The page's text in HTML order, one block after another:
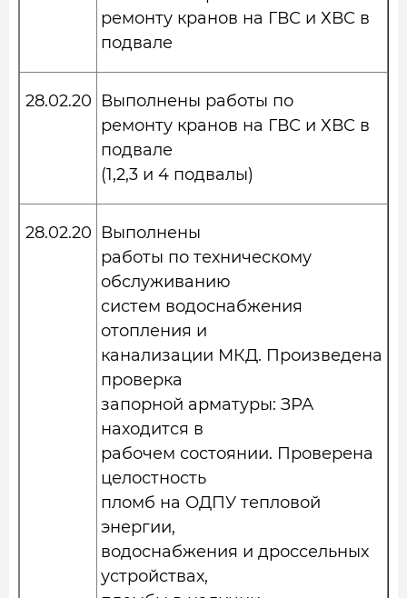
ремонту кранов на ГВС и ХВС в
подвале
28.02.20 Выполнены работы по
ремонту кранов на ГВС и ХВС в
подвале
(1,2,3 и 4 подвалы)
28.02.20 Выполнены
работы по техническому
обслуживанию
систем водоснабжения
отопления и
канализации МКД. Произведена
проверка
запорной арматуры: ЗРА
находится в
рабочем состоянии. Проверена
целостность
пломб на ОДПУ тепловой
энергии,
водоснабжения и дроссельных
устройствах,